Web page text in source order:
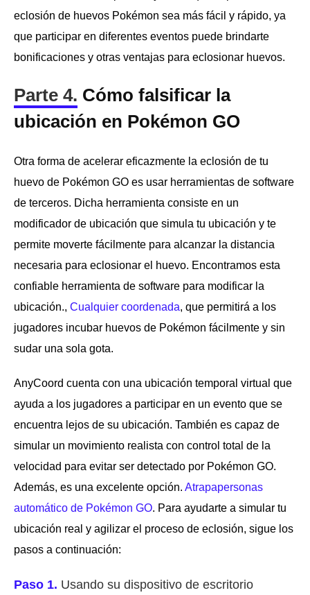
eclosión de huevos Pokémon sea más fácil y rápido, ya
que participar en diferentes eventos puede brindarte
bonificaciones y otras ventajas para eclosionar huevos.
Parte 4. Cómo falsificar la
ubicación en Pokémon GO
Otra forma de acelerar eficazmente la eclosión de tu
huevo de Pokémon GO es usar herramientas de software
de terceros. Dicha herramienta consiste en un
modificador de ubicación que simula tu ubicación y te
permite moverte fácilmente para alcanzar la distancia
necesaria para eclosionar el huevo. Encontramos esta
confiable herramienta de software para modificar la
ubicación., Cualquier coordenada, que permitirá a los
jugadores incubar huevos de Pokémon fácilmente y sin
sudar una sola gota.
AnyCoord cuenta con una ubicación temporal virtual que
ayuda a los jugadores a participar en un evento que se
encuentra lejos de su ubicación. También es capaz de
simular un movimiento realista con control total de la
velocidad para evitar ser detectado por Pokémon GO.
Además, es una excelente opción. Atrapapersonas
automático de Pokémon GO. Para ayudarte a simular tu
ubicación real y agilizar el proceso de eclosión, sigue los
pasos a continuación:
Paso 1. Usando su dispositivo de escritorio